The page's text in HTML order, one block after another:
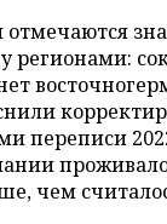
отмечаются
регионами:
переписи
чем